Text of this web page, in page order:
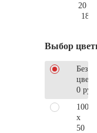
20
Выбор
Без
0 руб.
100
x
50